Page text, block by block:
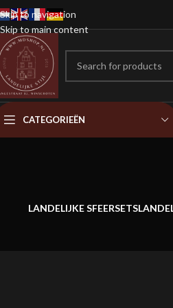
Skip to navigation
Skip to main content
CATEGORIEËN
LANDELIJKE SFEERSETS